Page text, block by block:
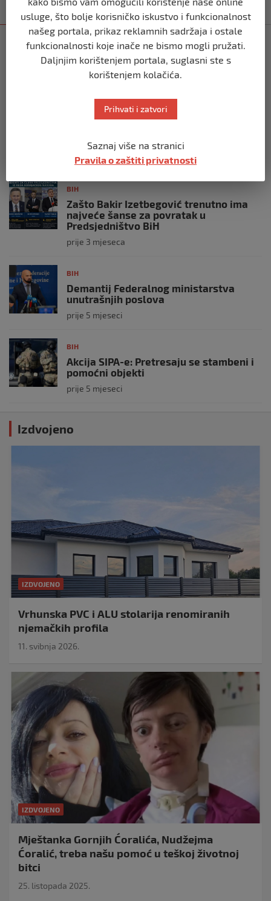
Kategorija Najnovije Najčitanije
BIH
Ravnopravnost da — politička
manipulacija ne
OHR-a – šta vi mislite?
prije 3 mjeseca
BIH
Zašto Bakir Izetbegović trenutno ima
najveće šanse za povratak u
Predsjedništvo BiH
prije 3 mjeseca
BIH
Demantij Federalnog ministarstva
unutrašnjih poslova
prije 5 mjeseci
BIH
Akcija SIPA-e: Pretresaju se stambeni i
pomoćni objekti
prije 5 mjeseci
Izdvojeno
IZDVOJENO
Vrhunska PVC i ALU stolarija renomiranih
njemačkih profila
11. svibnja 2026.
IZDVOJENO
Mještanka Gornjih Ćoralića, Nudžejma
Ćoralić, treba našu pomoć u teškoj životnoj
bitci
25. listopada 2025.
usluge, što bolje korisničko iskustvo i funkcionalnost
našeg portala, prikaz reklamnih sadržaja i ostale
funkcionalnosti koje inače ne bismo mogli pružati.
Daljnjim korištenjem portala, suglasni ste s
korištenjem kolačića.
Prihvati i zatvori
Saznaj više na stranici
Pravila o zaštiti privatnosti